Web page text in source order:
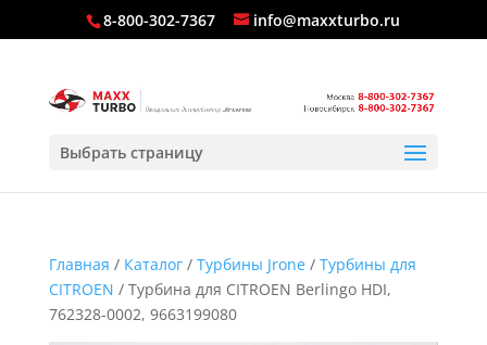
8-800-302-7367 info@maxxturbo.ru
Выбрать страницу
Главная / Каталог/ Турбины Jrone/ Турбины для
CITROEN / Турбина для CITROEN Berlingo HDI,
762328-0002, 9663199080